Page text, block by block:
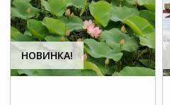
НОВИНКА!